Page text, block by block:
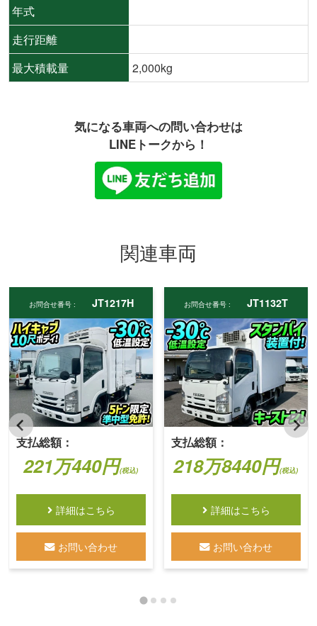
年式
走行距離
最大積載量
2,000kg
気になる車両への問い合わせは
LINEトークから！
関連車両
お問合せ番号 : JT1217H
支払総額：
221万440円(税込)
詳細はこちら
お問い合わせ
お問合せ番号 : JT1132T
支払総額：
218万8440円(税込)
詳細はこちら
お問い合わせ